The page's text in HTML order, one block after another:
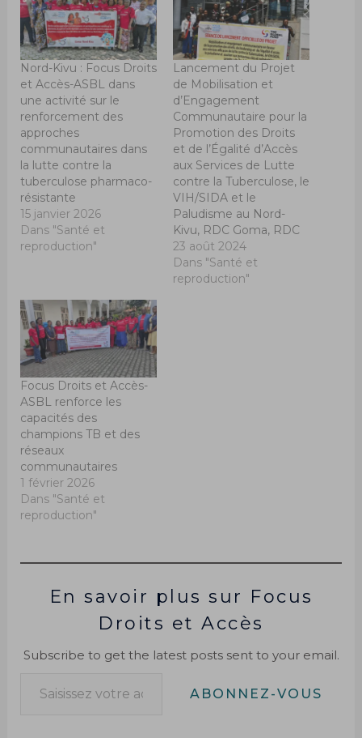
Nord-Kivu : Focus Droits
et Accès-ASBL dans
une activité sur le
renforcement des
approches
communautaires dans
la lutte contre la
tuberculose pharmaco-
résistante
15 janvier 2026
Dans "Santé et
reproduction"
Lancement du Projet
de Mobilisation et
d’Engagement
Communautaire pour la
Promotion des Droits
et de l’Égalité d’Accès
aux Services de Lutte
contre la Tuberculose, le
VIH/SIDA et le
Paludisme au Nord-
Kivu, RDC Goma, RDC
23 août 2024
Dans "Santé et
reproduction"
Focus Droits et Accès-
ASBL renforce les
capacités des
champions TB et des
réseaux
communautaires
1 février 2026
Dans "Santé et
reproduction"
En savoir plus sur Focus
Droits et Accès
Subscribe to get the latest posts sent to your email.
ABONNEZ-VOUS